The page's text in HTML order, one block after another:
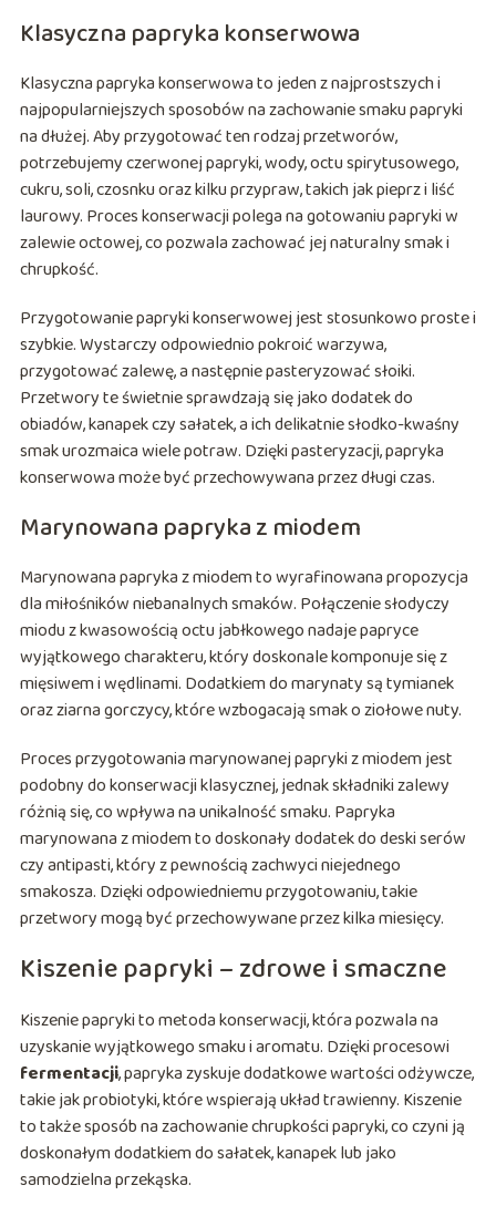
Klasyczna papryka konserwowa
Klasyczna papryka konserwowa to jeden z najprostszych i
najpopularniejszych sposobów na zachowanie smaku papryki
na dłużej. Aby przygotować ten rodzaj przetworów,
potrzebujemy czerwonej papryki, wody, octu spirytusowego,
cukru, soli, czosnku oraz kilku przypraw, takich jak pieprz i liść
laurowy. Proces konserwacji polega na gotowaniu papryki w
zalewie octowej, co pozwala zachować jej naturalny smak i
chrupkość.
Przygotowanie papryki konserwowej jest stosunkowo proste i
szybkie. Wystarczy odpowiednio pokroić warzywa,
przygotować zalewę, a następnie pasteryzować słoiki.
Przetwory te świetnie sprawdzają się jako dodatek do
obiadów, kanapek czy sałatek, a ich delikatnie słodko-kwaśny
smak urozmaica wiele potraw. Dzięki pasteryzacji, papryka
konserwowa może być przechowywana przez długi czas.
Marynowana papryka z miodem
Marynowana papryka z miodem to wyrafinowana propozycja
dla miłośników niebanalnych smaków. Połączenie słodyczy
miodu z kwasowością octu jabłkowego nadaje papryce
wyjątkowego charakteru, który doskonale komponuje się z
mięsiwem i wędlinami. Dodatkiem do marynaty są tymianek
oraz ziarna gorczycy, które wzbogacają smak o ziołowe nuty.
Proces przygotowania marynowanej papryki z miodem jest
podobny do konserwacji klasycznej, jednak składniki zalewy
różnią się, co wpływa na unikalność smaku. Papryka
marynowana z miodem to doskonały dodatek do deski serów
czy antipasti, który z pewnością zachwyci niejednego
smakosza. Dzięki odpowiedniemu przygotowaniu, takie
przetwory mogą być przechowywane przez kilka miesięcy.
Kiszenie papryki – zdrowe i smaczne
Kiszenie papryki to metoda konserwacji, która pozwala na
uzyskanie wyjątkowego smaku i aromatu. Dzięki procesowi
fermentacji, papryka zyskuje dodatkowe wartości odżywcze,
takie jak probiotyki, które wspierają układ trawienny. Kiszenie
to także sposób na zachowanie chrupkości papryki, co czyni ją
doskonałym dodatkiem do sałatek, kanapek lub jako
samodzielna przekąska.